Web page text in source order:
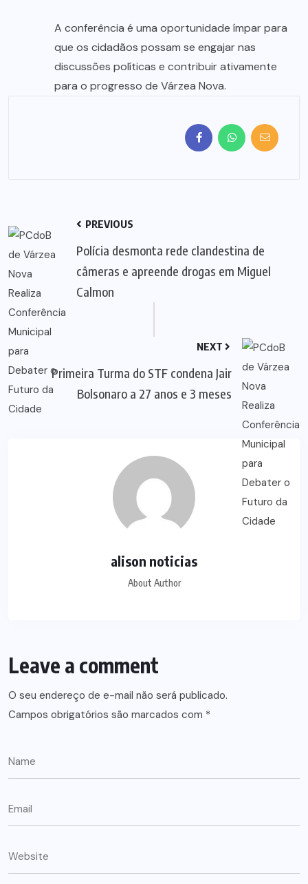
A conferência é uma oportunidade ímpar para
que os cidadãos possam se engajar nas
discussões políticas e contribuir ativamente
para o progresso de Várzea Nova.
PREVIOUS
Polícia desmonta rede clandestina de
câmeras e apreende drogas em Miguel
Calmon
NEXT
Primeira Turma do STF condena Jair
Bolsonaro a 27 anos e 3 meses
alison noticias
About Author
Leave a comment
O seu endereço de e-mail não será publicado.
Campos obrigatórios são marcados com *